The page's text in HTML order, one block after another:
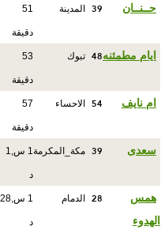
حــنــان 39 المدينة 51
دقيقة
ايام مطمئنه48 تبوك 53
دقيقة
ام نايف 54 الاحساء 57
دقيقة
سعدى 39 مكة_المكرمة 1 س,1
د
همس
الهدوء
28 الدمام 1 س,28
د